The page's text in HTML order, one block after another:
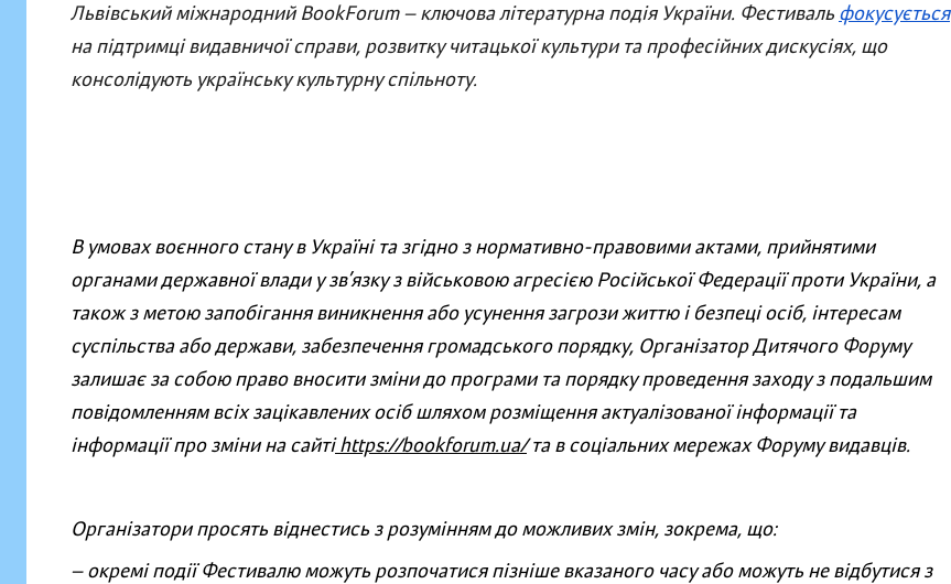
Львівський міжнародний BookForum — ключова літературна подія України. Фестиваль фокусується
на підтримці видавничої справи, розвитку читацької культури та професійних дискусіях, що
консолідують українську культурну спільноту.
В умовах воєнного стану в Україні та згідно з нормативно-правовими актами, прийнятими
органами державної влади у зв’язку з військовою агресією Російської Федерації проти України, а
також з метою запобігання виникнення або усунення загрози життю і безпеці осіб, інтересам
суспільства або держави, забезпечення громадського порядку, Організатор Дитячого Форуму
залишає за собою право вносити зміни до програми та порядку проведення заходу з подальшим
повідомленням всіх зацікавлених осіб шляхом розміщення актуалізованої інформації та
інформації про зміни на сайтіhttps://bookforum.ua/та в соціальних мережах Форуму видавців.
Організатори просять віднестись з розумінням до можливих змін, зокрема, що:
— окремі події Фестивалю можуть розпочатися пізніше вказаного часу або можуть не відбутися з